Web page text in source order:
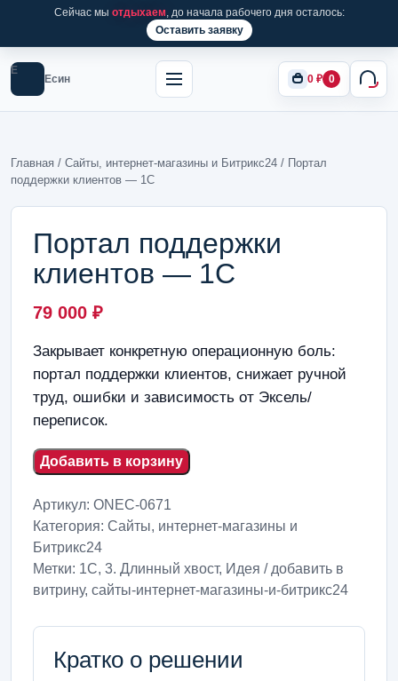
Сейчас мы отдыхаем, до начала рабочего дня осталось:
Оставить заявку
Е
Есин 0 ₽ 0
Главная / Сайты, интернет-магазины и Битрикс24 / Портал
поддержки клиентов — 1С
Портал поддержки
клиентов — 1С
79 000 ₽
Закрывает конкретную операционную боль:
портал поддержки клиентов, снижает ручной
труд, ошибки и зависимость от Эксель/
переписок.
Добавить в корзину
Артикул: ONEC-0671
Категория: Сайты, интернет-магазины и
Битрикс24
Метки: 1С, 3. Длинный хвост, Идея / добавить в
витрину, сайты-интернет-магазины-и-битрикс24
Кратко о решении